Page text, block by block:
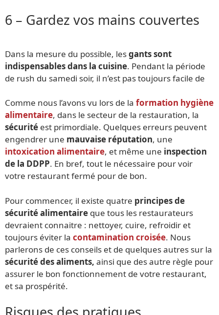
6 – Gardez vos mains couvertes
Dans la mesure du possible, lesgants sont
indispensables dans la cuisine. Pendant la période
de rush du samedi soir, il n’est pas toujours facile de
Comme nous l’avons vu lors de la formation hygiène
alimentaire, dans le secteur de la restauration, la
sécurité est primordiale. Quelques erreurs peuvent
engendrer une mauvaise réputation, une
intoxication alimentaire, et même une inspection
de la DDPP. En bref, tout le nécessaire pour voir
votre restaurant fermé pour de bon.
Pour commencer, il existe quatre principes de
sécurité alimentaire que tous les restaurateurs
devraient connaitre : nettoyer, cuire, refroidir et
toujours éviter la contamination croisée. Nous
parlerons de ces conseils et de quelques autres sur la
sécurité des aliments, ainsi que des autre règle pour
assurer le bon fonctionnement de votre restaurant,
et sa prospérité.